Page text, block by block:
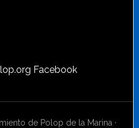
Facebook
de Polop de la Marina ·